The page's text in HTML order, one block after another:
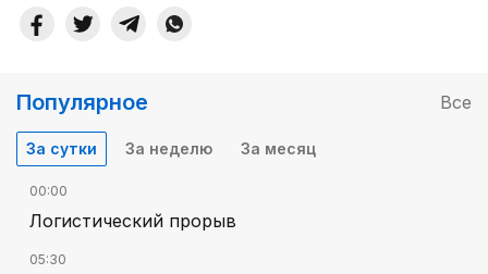
Популярное Все
За сутки За неделю За месяц
00:00
Логистический прорыв
05:30